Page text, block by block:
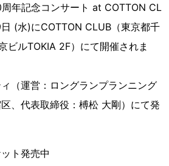
年記念コンサート at COTTON CL
(水)にCOTTON CLUB（東京都千
ビルTOKIA 2F）にて開催されま
（運営：ロングランプランニング
、代表取締役：榑松 大剛）にて発
ト発売中